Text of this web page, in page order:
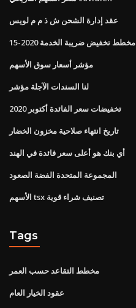
عقد إدارة الشحن ش ذ م م لويس
مخطط تخفيض ضريبة الخدمة 2020-15
مؤشر أسعار سوق الأسهم
لنا السندات الآجلة مؤشر
تخفيضات سعر الفائدة أكتوبر 2020
تاريخ انتهاء صلاحية مخزون الخضار
أي بنك هو أعلى سعر فائدة في الهند
المجموعة المتحدة الفضة الصعود
الأسهم tsx تصنيف شراء قوية
Tags
مخطط التقاعد حسب العمر
عقود الخيار العام